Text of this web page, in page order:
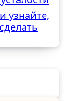
узнайте,